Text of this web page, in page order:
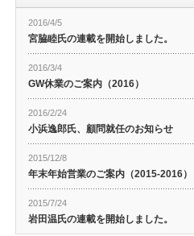
2016/4/5
宮脇睦氏の連載を開始しました。
2016/3/4
GW休業のご案内（2016）
2016/2/24
小浜逸郎氏、顧問就任のお知らせ
2015/12/8
年末年始営業のご案内（2015-2016）
2015/7/24
岩田温氏の連載を開始しました。